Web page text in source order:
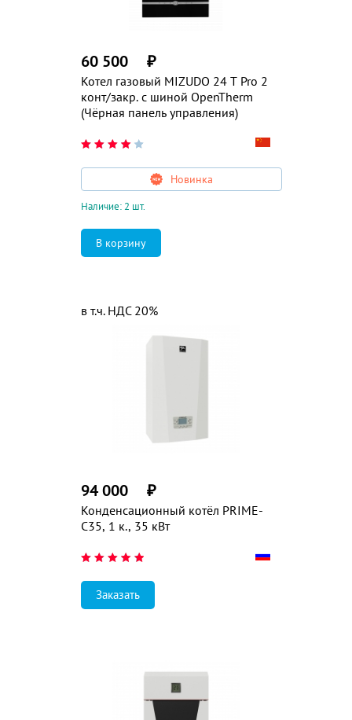
Котел газовый MIZUDO 24 T Pro 2
конт/закр. с шиной OpenTherm
(Чёрная панель управления)
60 500 ₽
Новинка
Наличие: 2 шт.
Конденсационный котёл PRIME-
С35, 1 к., 35 кВт
94 000 ₽
в т.ч. НДС 20%
Заказать